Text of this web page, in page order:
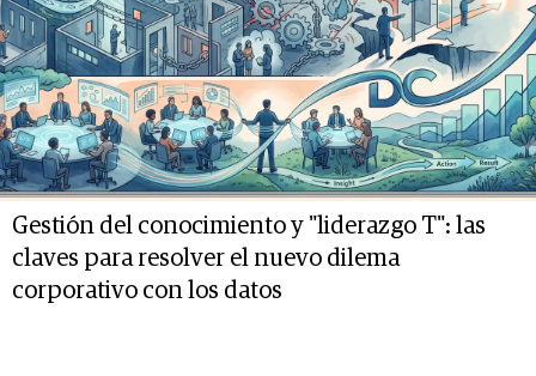
Gestión del conocimiento y "liderazgo T": las
claves para resolver el nuevo dilema
corporativo con los datos